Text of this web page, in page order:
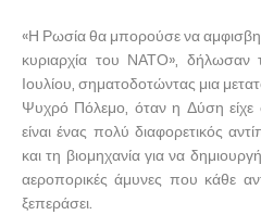
«Η Ρωσία θα μπορούσε να
κυριαρχία του ΝΑΤΟ», δήλωσαν
Ιουλίου, σηματοδοτώντας μια
Ψυχρό Πόλεμο, όταν η Δύση
είναι ένας πολύ διαφορετικός
και τη βιομηχανία για να
αεροπορικές άμυνες που κάθε
ξεπεράσει.